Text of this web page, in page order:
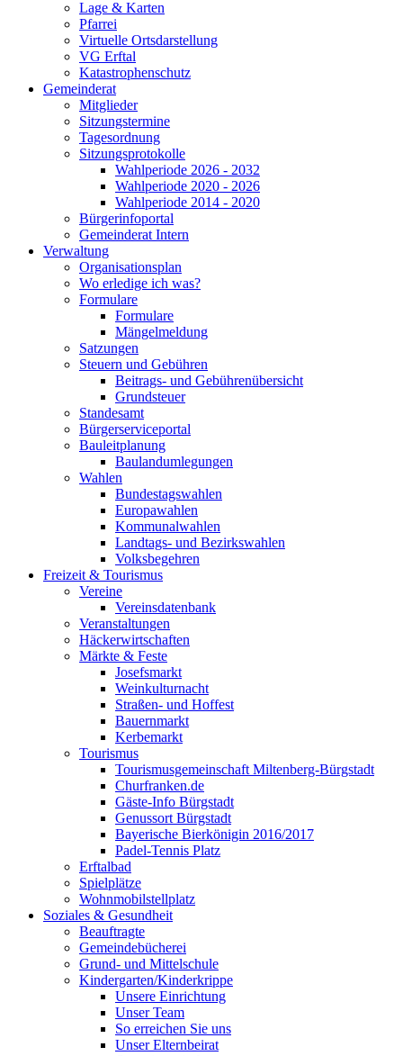
Lage & Karten
Pfarrei
Virtuelle Ortsdarstellung
VG Erftal
Katastrophenschutz
Gemeinderat
Mitglieder
Sitzungstermine
Tagesordnung
Sitzungsprotokolle
Wahlperiode 2026 - 2032
Wahlperiode 2020 - 2026
Wahlperiode 2014 - 2020
Bürgerinfoportal
Gemeinderat Intern
Verwaltung
Organisationsplan
Wo erledige ich was?
Formulare
Formulare
Mängelmeldung
Satzungen
Steuern und Gebühren
Beitrags- und Gebührenübersicht
Grundsteuer
Standesamt
Bürgerserviceportal
Bauleitplanung
Baulandumlegungen
Wahlen
Bundestagswahlen
Europawahlen
Kommunalwahlen
Landtags- und Bezirkswahlen
Volksbegehren
Freizeit & Tourismus
Vereine
Vereinsdatenbank
Veranstaltungen
Häckerwirtschaften
Märkte & Feste
Josefsmarkt
Weinkulturnacht
Straßen- und Hoffest
Bauernmarkt
Kerbemarkt
Tourismus
Tourismusgemeinschaft Miltenberg-Bürgstadt
Churfranken.de
Gäste-Info Bürgstadt
Genussort Bürgstadt
Bayerische Bierkönigin 2016/2017
Padel-Tennis Platz
Erftalbad
Spielplätze
Wohnmobilstellplatz
Soziales & Gesundheit
Beauftragte
Gemeindebücherei
Grund- und Mittelschule
Kindergarten/Kinderkrippe
Unsere Einrichtung
Unser Team
So erreichen Sie uns
Unser Elternbeirat